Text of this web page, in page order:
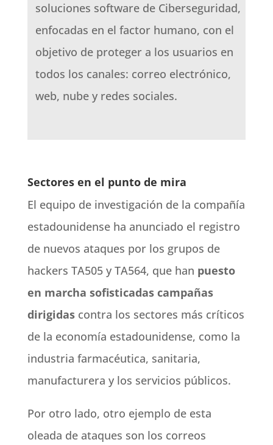
soluciones software de Ciberseguridad,
enfocadas en el factor humano, con el
objetivo de proteger a los usuarios en
todos los canales: correo electrónico,
web, nube y redes sociales.
Sectores en el punto de mira
El equipo de investigación de la compañía
estadounidense ha anunciado el registro
de nuevos ataques por los grupos de
hackers TA505 y TA564, que han puesto
en marcha sofisticadas campañas
dirigidascontra los sectores más críticos
de la economía estadounidense, como la
industria farmacéutica, sanitaria,
manufacturera y los servicios públicos.
Por otro lado, otro ejemplo de esta
oleada de ataques son los correos